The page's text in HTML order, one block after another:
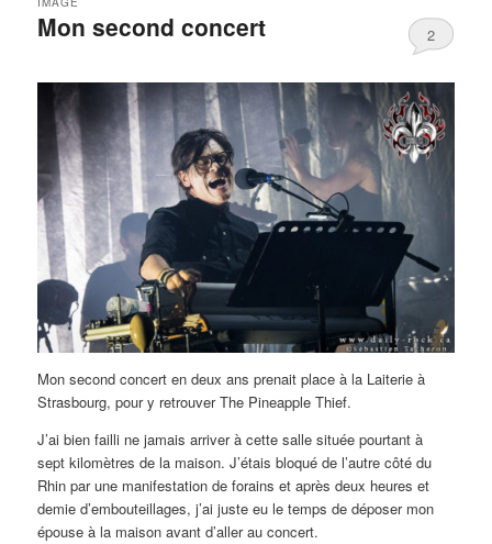
Mon second concert 2
Mon second concert en deux ans prenait place à la Laiterie à
Strasbourg, pour y retrouver The Pineapple Thief.
J’ai bien failli ne jamais arriver à cette salle située pourtant à
sept kilomètres de la maison. J’étais bloqué de l’autre côté du
Rhin par une manifestation de forains et après deux heures et
demie d’embouteillages, j’ai juste eu le temps de déposer mon
épouse à la maison avant d’aller au concert.